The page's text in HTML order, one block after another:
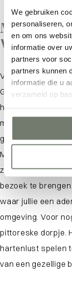
We gebruiken
personaliseren,
en om ons
informatie over
partners voor
partners kunnen
informatie die u
verzameld op
Waar ben je naar
Met het
Vakantie vieren
Ga dan naar
heeft zoveel te
met een bezoek
genieten van de
Maak een
zandkastelen met
bezoek te
waar jullie een
omgeving. Voor
pittoreske dorpje.
hartenlust spelen
van een gezellige